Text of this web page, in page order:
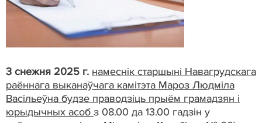
3 снежня 2025 г. намеснік старшыні Навагрудскага
раённага выканаўчага камітэта Мароз Людміла
Васільеўна будзе праводзіць прыём грамадзян і
юрыдычных асоб з 08.00 да 13.00 гадзін у